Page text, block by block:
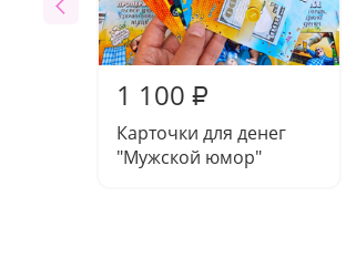
1 100 ₽
Карточки для денег
"Мужской юмор"